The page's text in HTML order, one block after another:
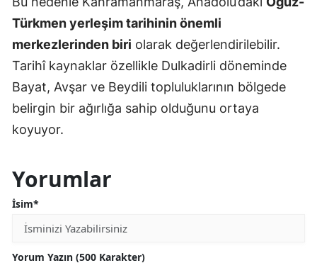
Türkmen yerleşim tarihinin önemli
merkezlerinden biri olarak değerlendirilebilir.
Tarihî kaynaklar özellikle Dulkadirli döneminde
Bayat, Avşar ve Beydili topluluklarının bölgede
belirgin bir ağırlığa sahip olduğunu ortaya
koyuyor.
Yorumlar
İsim*
Yorum Yazın (500 Karakter)